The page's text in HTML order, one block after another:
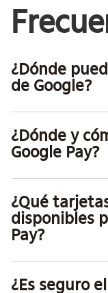
¿Dónde
de Google?
¿Dónde y
Google Pay?
¿Qué
disponibles
Pay?
¿Es seguro